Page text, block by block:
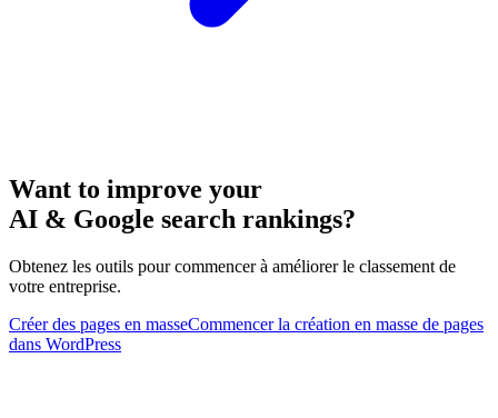
Want to improve your
AI & Google search rankings?
Obtenez les outils pour commencer à améliorer le classement de
votre entreprise.
Créer des pages en masseCommencer la création en masse de pages
dans WordPress